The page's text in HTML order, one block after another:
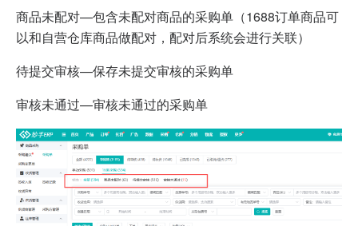
商品未配对—包含未配对商品的采购单（1688订单商品可
以和自营仓库商品做配对，配对后系统会进行关联）
待提交审核—保存未提交审核的采购单
审核未通过—审核未通过的采购单